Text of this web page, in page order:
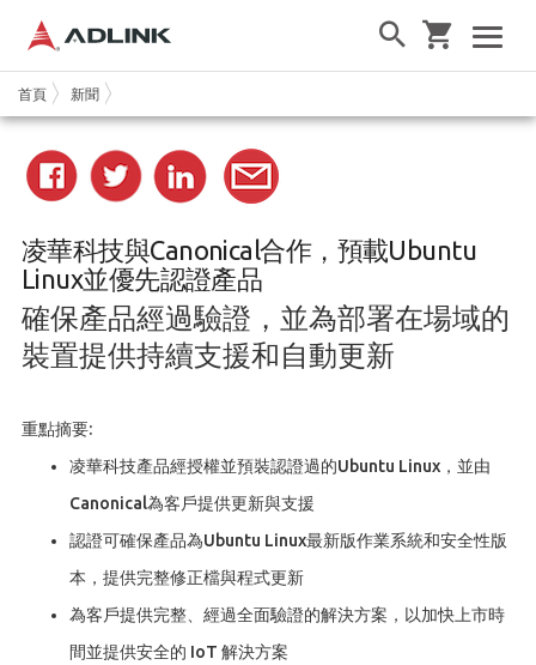
首頁 新聞
凌華科技與Canonical合作，預載Ubuntu
Linux並優先認證產品
確保產品經過驗證，並為部署在場域的
裝置提供持續支援和自動更新
重點摘要:
凌華科技產品經授權並預裝認證過的Ubuntu Linux，並由
Canonical為客戶提供更新與支援
認證可確保產品為Ubuntu Linux最新版作業系統和安全性版
本，提供完整修正檔與程式更新
為客戶提供完整、經過全面驗證的解決方案，以加快上市時
間並提供安全的 IoT 解決方案